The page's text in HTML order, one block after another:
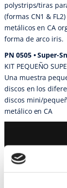
polystrips/tiras
(formas CN1 &
metálicos en CA
forma de arco iris.
PN 0505 • Super-
KIT PEQUEÑO
Una muestra
discos en los
discos mini/
metálico en CA